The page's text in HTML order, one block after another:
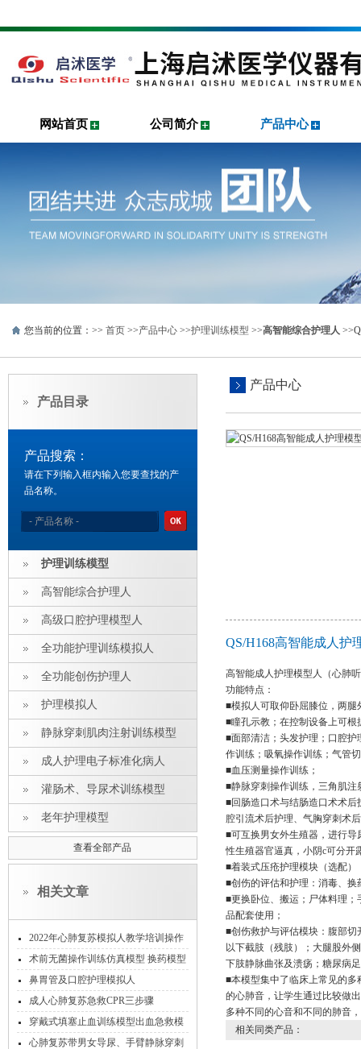
网站首页 公司简介 产品中心
您当前的位置：>> 首页 >>产品中心 >>护理训练模型 >>高智能综合护理人
产品中心
QS/H168高智能成人护
高智能成人护理模型人（心肺
功能特点：
■模拟人可取仰卧屈膝位，两
■瞳孔示教；在控制设备上可
■面部清洁；头发护理；口腔
作训练；吸氧操作训练；气管
■血压测量操作训练；
■静脉穿刺操作训练，三角肌
■回肠造口术与结肠造口术术
腔引流术后护理、气胸穿刺术
■可互换男女外生殖器，进行
性生殖器官逼真，小阴c可分开
■着装式压疮护理模块（选配
■创伤的评估和护理：消毒、换
■更换卧位、搬运；尸体料理
品配套使用；
■创伤救护与评估模块：腹部
以下截肢（残肢）；大腿股外
下肢静脉曲张及溃疡；糖尿病
■本模型集中了临床上常见的
的心肺音，让学生通过比较做
多种不同的心音和不同的肺音
相关同类产品：
产品目录
产品搜索：
请在下列输入框内输入您要查找的产
品名称。
护理训练模型
高智能综合护理人
高级口腔护理模型人
全功能护理训练模拟人
全功能创伤护理人
护理模拟人
静脉穿刺肌肉注射训练模型
成人护理电子标准化病人
灌肠术、导尿术训练模型
老年护理模型
查看全部产品
相关文章
2022年心肺复苏模拟人教学培训操作
标准
术前无菌操作训练仿真模型 换药模型
鼻胃管及口腔护理模拟人
成人心肺复苏急救CPR三步骤
穿戴式填塞止血训练模型出血急救模
拟训练模块
心肺复苏带男女导尿、手臂静脉穿刺